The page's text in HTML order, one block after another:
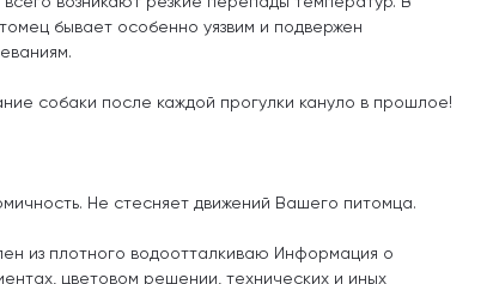
бывает особенно уязвим и подвержен
собаки после каждой прогулки кануло в прошлое!
Не стесняет движений Вашего питомца.
из плотного водоотталкиваю Информация о
цветовом решении, технических и иных